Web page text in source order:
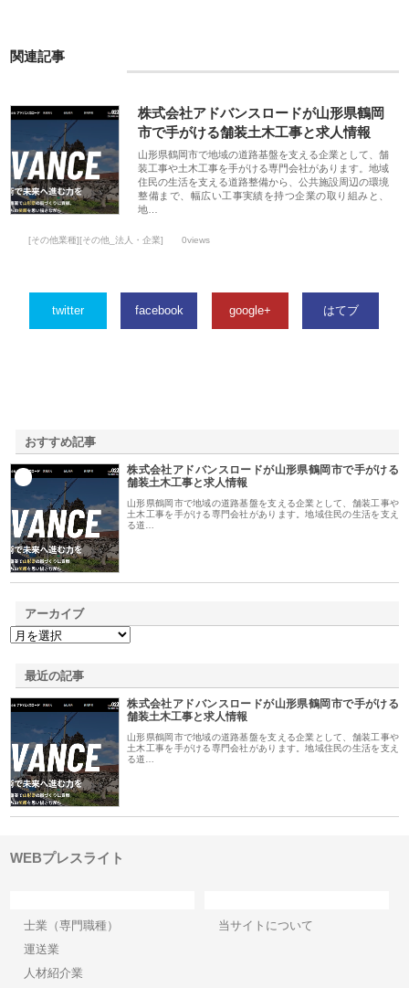
関連記事
株式会社アドバンスロードが山形県鶴岡
市で手がける舗装土木工事と求人情報
山形県鶴岡市で地域の道路基盤を支える企業として、舗
装工事や土木工事を手がける専門会社があります。地域
住民の生活を支える道路整備から、公共施設周辺の環境
整備まで、幅広い工事実績を持つ企業の取り組みと、
地…
[その他業種][その他_法人・企業] 0views
twitter facebook google+ はてブ
おすすめ記事
株式会社アドバンスロードが山形県鶴岡市で手がける
舗装土木工事と求人情報
山形県鶴岡市で地域の道路基盤を支える企業として、舗装工事や
土木工事を手がける専門会社があります。地域住民の生活を支え
る道…
アーカイブ
最近の記事
株式会社アドバンスロードが山形県鶴岡市で手がける
舗装土木工事と求人情報
山形県鶴岡市で地域の道路基盤を支える企業として、舗装工事や
土木工事を手がける専門会社があります。地域住民の生活を支え
る道…
WEBプレスライト
士業（専門職種）
運送業
人材紹介業
当サイトについて